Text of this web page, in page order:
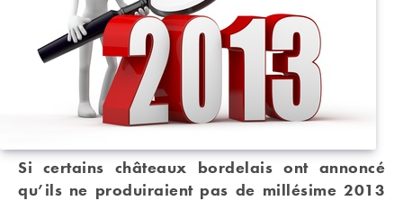
Si certains châteaux bordelais ont annoncé
qu’ils ne produiraient pas de millésime 2013